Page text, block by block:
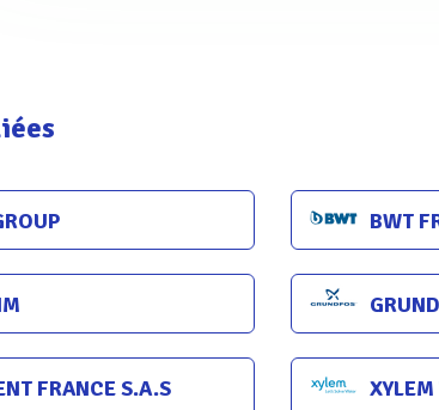
temps réel aux suivis des différents
le taux de chloramines
les piscines, des chloramines peuvent être
sur les matières azotées laissées par les
BWT
FRANCE S.A.S